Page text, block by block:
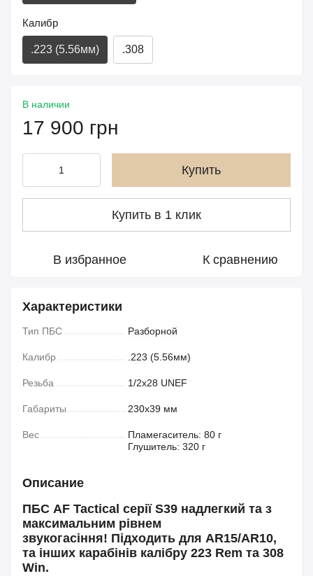
Калибр
.223 (5.56мм) .308
В наличии
17 900 грн
Купить
Купить в 1 клик
В избранное К сравнению
Характеристики
Тип ПБС Разборной
Калибр .223 (5.56мм)
Резьба 1/2x28 UNEF
Габариты 230х39 мм
Вес
Пламегаситель: 80 г
Глушитель: 320 г
Описание
ПБС AF Tactical серії S39 надлегкий та з
максимальним рівнем
звукогасіння! Підходить для AR15/AR10,
та інших карабінів калібру 223 Rem та 308
Win.